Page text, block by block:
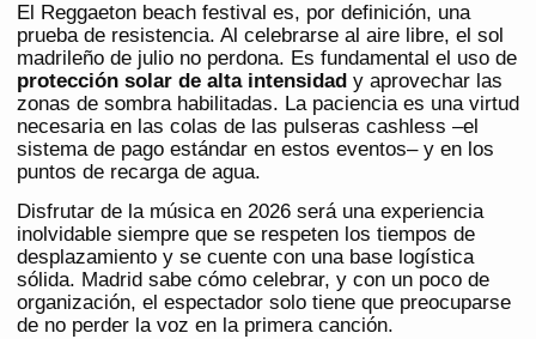
El Reggaeton beach festival es, por definición, una
prueba de resistencia. Al celebrarse al aire libre, el sol
madrileño de julio no perdona. Es fundamental el uso de
protección solar de alta intensidad y aprovechar las
zonas de sombra habilitadas. La paciencia es una virtud
necesaria en las colas de las pulseras cashless –el
sistema de pago estándar en estos eventos– y en los
puntos de recarga de agua.
Disfrutar de la música en 2026 será una experiencia
inolvidable siempre que se respeten los tiempos de
desplazamiento y se cuente con una base logística
sólida. Madrid sabe cómo celebrar, y con un poco de
organización, el espectador solo tiene que preocuparse
de no perder la voz en la primera canción.